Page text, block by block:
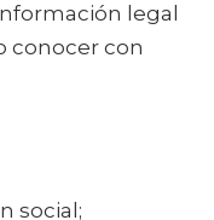
legal
conocer con
social;